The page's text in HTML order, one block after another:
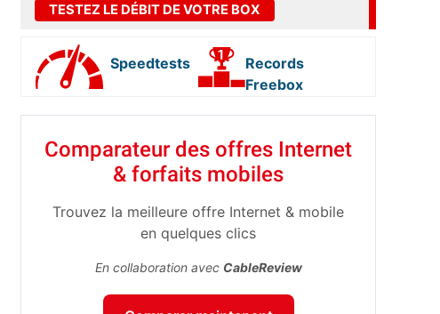
TESTEZ LE DÉBIT DE VOTRE BOX
Speedtests
Records
Freebox
Comparateur des offres Internet
& forfaits mobiles
Trouvez la meilleure offre Internet & mobile
en quelques clics
En collaboration avec CableReview